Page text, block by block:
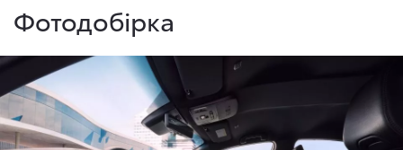
Фотодобірка